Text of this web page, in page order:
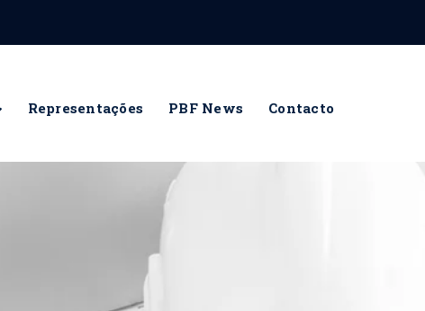
Representações PBF News Contacto